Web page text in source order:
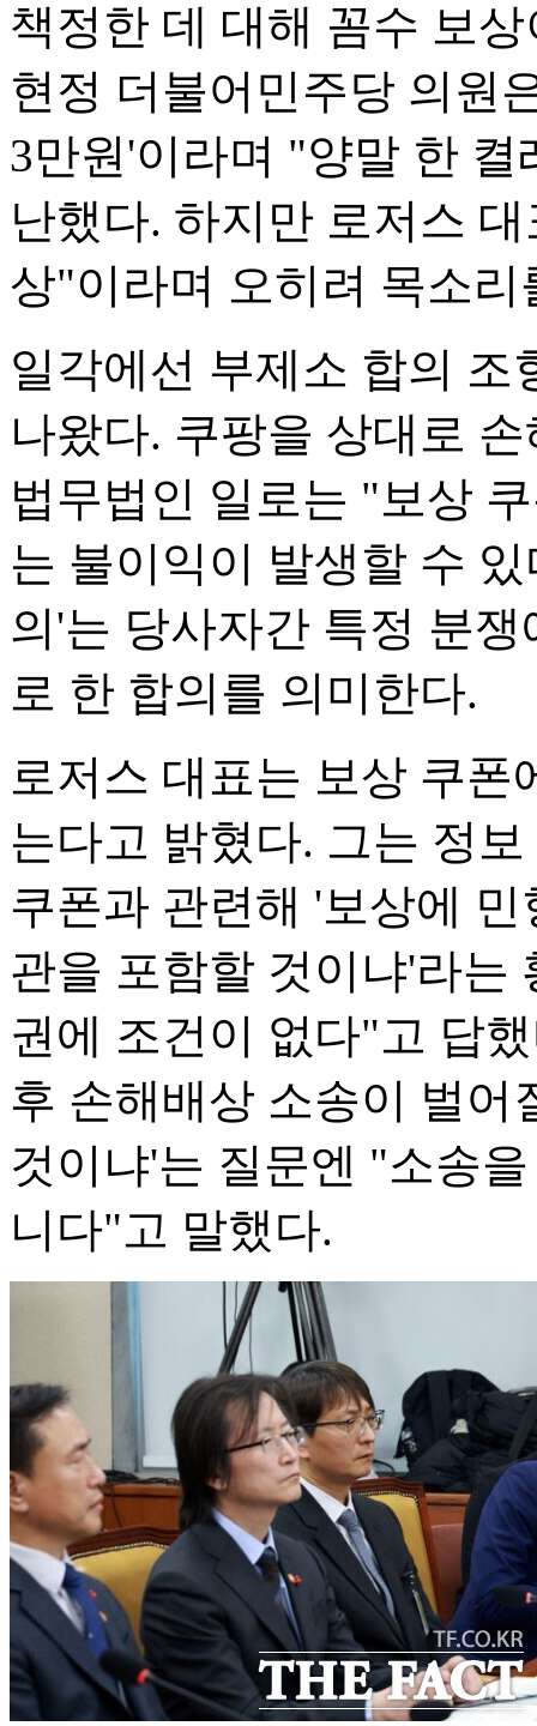
책정한 데 대해 꼼수 보
현정 더불어민주당 의원
3만원'이라며 "양말 한
난했다. 하지만 로저스
상"이라며 오히려 목소리
일각에선 부제소 합의 조
나왔다. 쿠팡을 상대로
법무법인 일로는 "보상
는 불이익이 발생할 수
의'는 당사자간 특정 분
로 한 합의를 의미한다.
로저스 대표는 보상 쿠폰
는다고 밝혔다. 그는 정
쿠폰과 관련해 '보상에
관을 포함할 것이냐'라는
권에 조건이 없다"고 답
후 손해배상 소송이 벌어
것이냐'는 질문엔 "소송
니다"고 말했다.